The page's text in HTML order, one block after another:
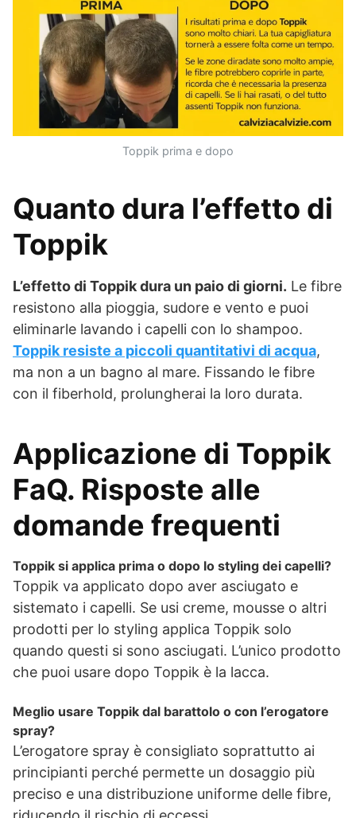
Toppik prima e dopo
Quanto dura l’effetto di
Toppik
L’effetto di Toppik dura un paio di giorni. Le fibre
resistono alla pioggia, sudore e vento e puoi
eliminarle lavando i capelli con lo shampoo.
Toppik resiste a piccoli quantitativi di acqua,
ma non a un bagno al mare. Fissando le fibre
con il fiberhold, prolungherai la loro durata.
Applicazione di Toppik
FaQ. Risposte alle
domande frequenti
Toppik si applica prima o dopo lo styling dei capelli?
Toppik va applicato dopo aver asciugato e
sistemato i capelli. Se usi creme, mousse o altri
prodotti per lo styling applica Toppik solo
quando questi si sono asciugati. L’unico prodotto
che puoi usare dopo Toppik è la lacca.
Meglio usare Toppik dal barattolo o con l’erogatore
spray?
L’erogatore spray è consigliato soprattutto ai
principianti perché permette un dosaggio più
preciso e una distribuzione uniforme delle fibre,